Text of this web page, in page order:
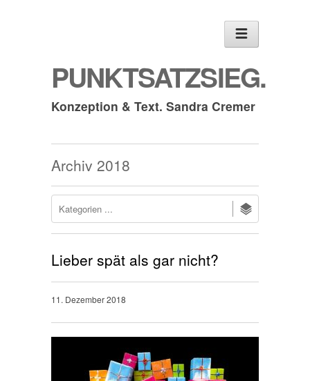
PUNKTSATZSIEG.
Konzeption & Text. Sandra Cremer
Archiv 2018
Lieber spät als gar nicht?
11. Dezember 2018